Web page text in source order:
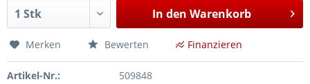
In den Warenkorb
Merken Bewerten Finanzieren
Artikel-Nr.: 509848